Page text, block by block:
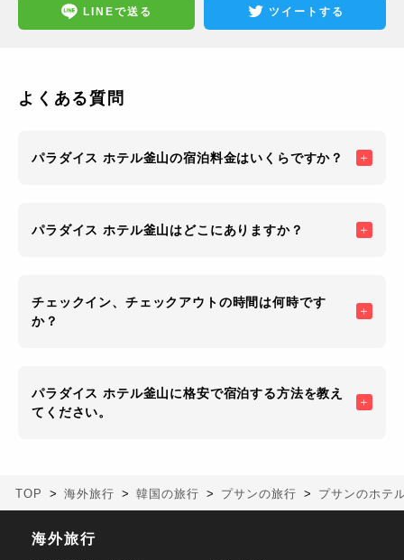
LINEで送る ツイートする
よくある質問
パラダイス ホテル釜山の宿泊料金はいくらですか？
パラダイス ホテル釜山はどこにありますか？
チェックイン、チェックアウトの時間は何時です
か？
パラダイス ホテル釜山に格安で宿泊する方法を教え
てください。
TOP 海外旅行 韓国の旅行 プサンの旅行 プサンのホテ
海外旅行